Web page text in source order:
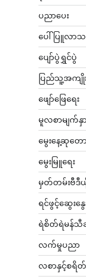
ပညာပေး
ပေါ်ပြူလာသ
ပျော်ပွဲရွှင်ပွဲ
ပြည်သူ့အကျို
ဖျော်ဖြေရေး
မူလစာမျက်နှ
မွေးနေ့ဆုတော
မွေးမြူရေး
မှတ်တမ်းဗီဒီယို
ရင်ဖွင့်ဆွေးနွေ
ရဲစိတ်ရဲမန်သီချ
လက်မှုပညာ
လစာနှင့်စရိတ်